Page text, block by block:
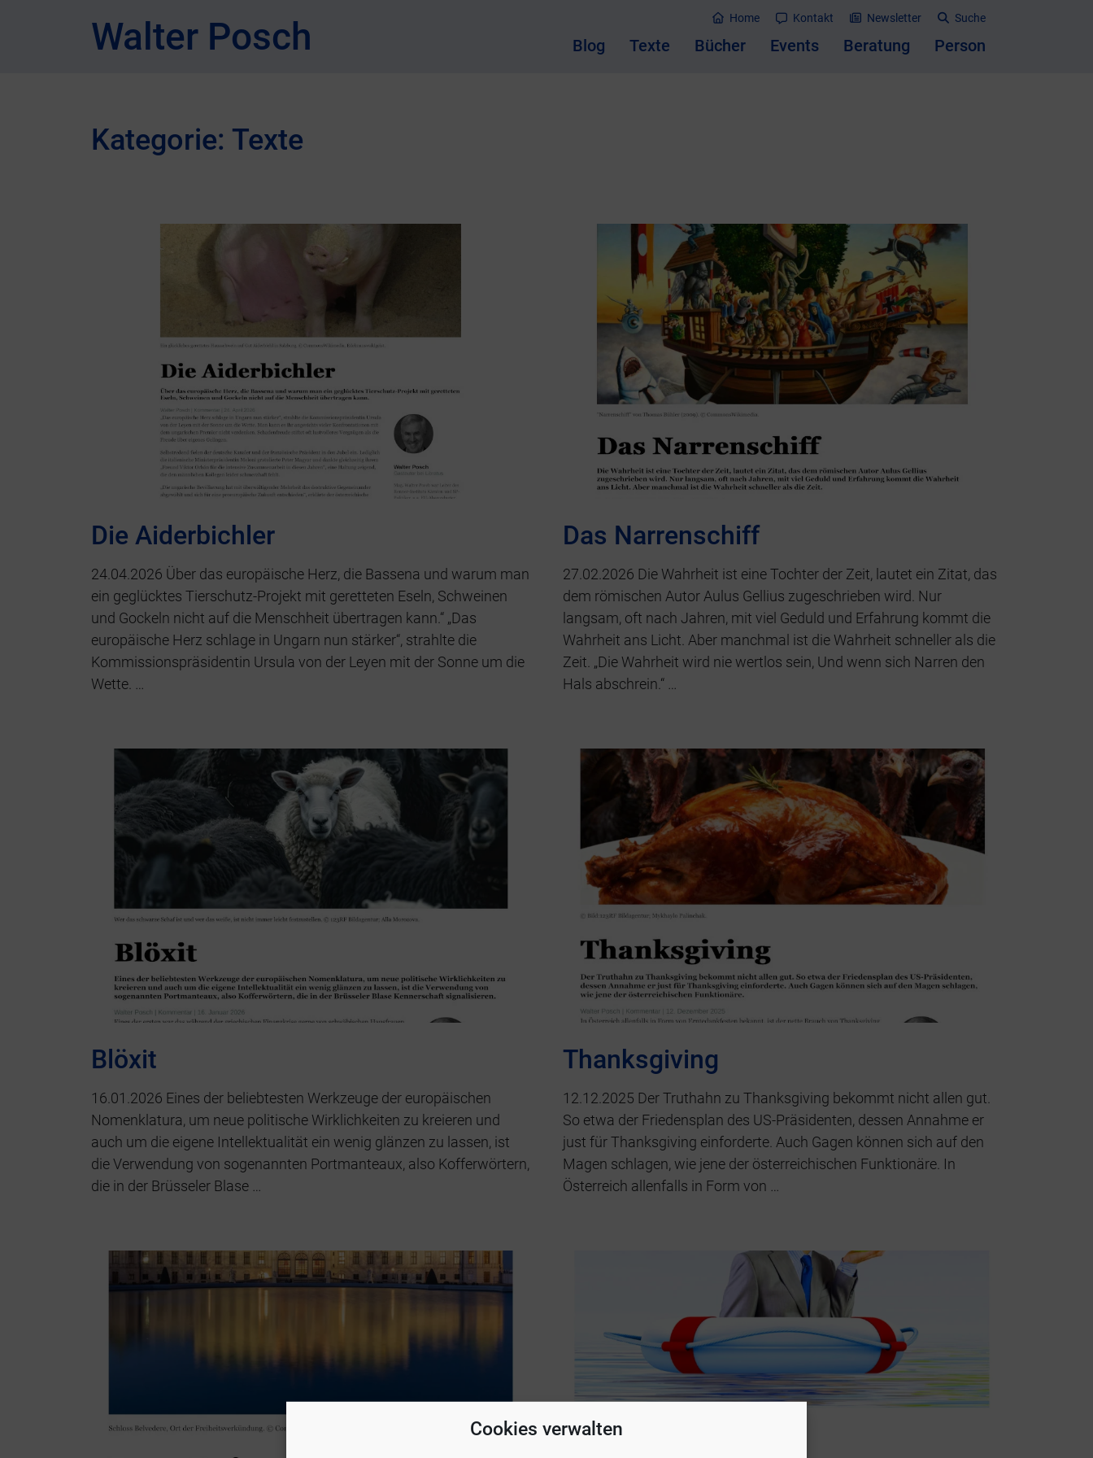
Cookies verwalten
Walter Posch Home Kontakt Newsletter Suche
Blog Texte Bücher Events Beratung Person
Kategorie: Texte
Die Aiderbichler
24.04.2026 Über das europäische Herz, die Bassena und warum man
ein geglücktes Tierschutz-Projekt mit geretteten Eseln, Schweinen
und Gockeln nicht auf die Menschheit übertragen kann.“ „Das
europäische Herz schlage in Ungarn nun stärker“, strahlte die
Kommissionspräsidentin Ursula von der Leyen mit der Sonne um die
Wette. …
Das Narrenschiff
27.02.2026 Die Wahrheit ist eine Tochter der Zeit, lautet ein Zitat, das
dem römischen Autor Aulus Gellius zugeschrieben wird. Nur
langsam, oft nach Jahren, mit viel Geduld und Erfahrung kommt die
Wahrheit ans Licht. Aber manchmal ist die Wahrheit schneller als die
Zeit. „Die Wahrheit wird nie wertlos sein, Und wenn sich Narren den
Hals abschrein.“ …
Blöxit
16.01.2026 Eines der beliebtesten Werkzeuge der europäischen
Nomenklatura, um neue politische Wirklichkeiten zu kreieren und
auch um die eigene Intellektualität ein wenig glänzen zu lassen, ist
die Verwendung von sogenannten Portmanteaux, also Kofferwörtern,
die in der Brüsseler Blase …
Thanksgiving
12.12.2025 Der Truthahn zu Thanksgiving bekommt nicht allen gut.
So etwa der Friedensplan des US-Präsidenten, dessen Annahme er
just für Thanksgiving einforderte. Auch Gagen können sich auf den
Magen schlagen, wie jene der österreichischen Funktionäre. In
Österreich allenfalls in Form von …